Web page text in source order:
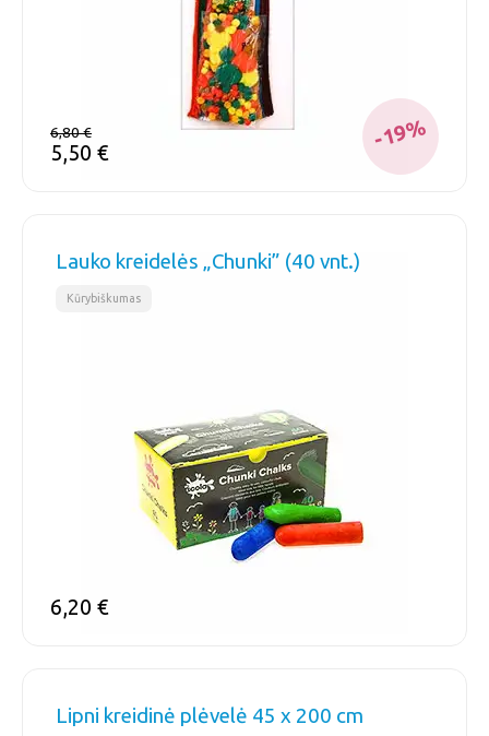
6,80€
5,50 €
-19%
Lauko kreidelės „Chunki” (40 vnt.)
Kūrybiškumas
6,20 €
Lipni kreidinė plėvelė 45 x 200 cm